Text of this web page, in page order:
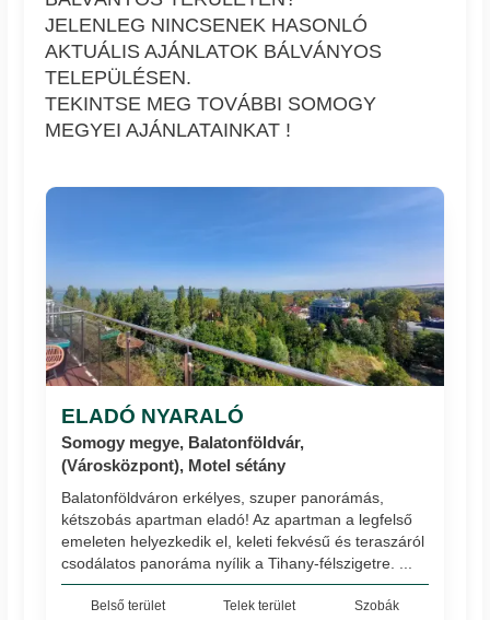
JELENLEG NINCSENEK HASONLÓ
AKTUÁLIS AJÁNLATOK BÁLVÁNYOS
TELEPÜLÉSEN.
TEKINTSE MEG TOVÁBBI SOMOGY
MEGYEI AJÁNLATAINKAT !
ELADÓ NYARALÓ
Somogy megye, Balatonföldvár,
(Városközpont), Motel sétány
Balatonföldváron erkélyes, szuper panorámás,
kétszobás apartman eladó! Az apartman a legfelső
emeleten helyezkedik el, keleti fekvésű és teraszáról
csodálatos panoráma nyílik a Tihany-félszigetre. ...
Belső terület Telek terület Szobák